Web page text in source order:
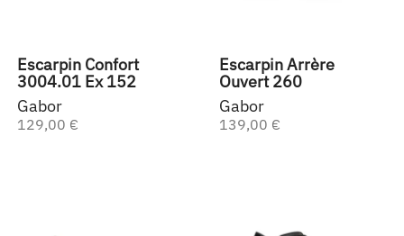
Escarpin Confort
3004.01 Ex 152
Gabor
129,00 €
Escarpin Arrère
Ouvert 260
Gabor
139,00 €